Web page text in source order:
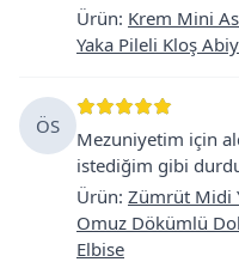
Ürün: Krem Mini
Yaka Pileli Kloş
ÖS
Mezuniyetim için
istediğim gibi
Ürün: Zümrüt Midi
Omuz Dökümlü
Elbise